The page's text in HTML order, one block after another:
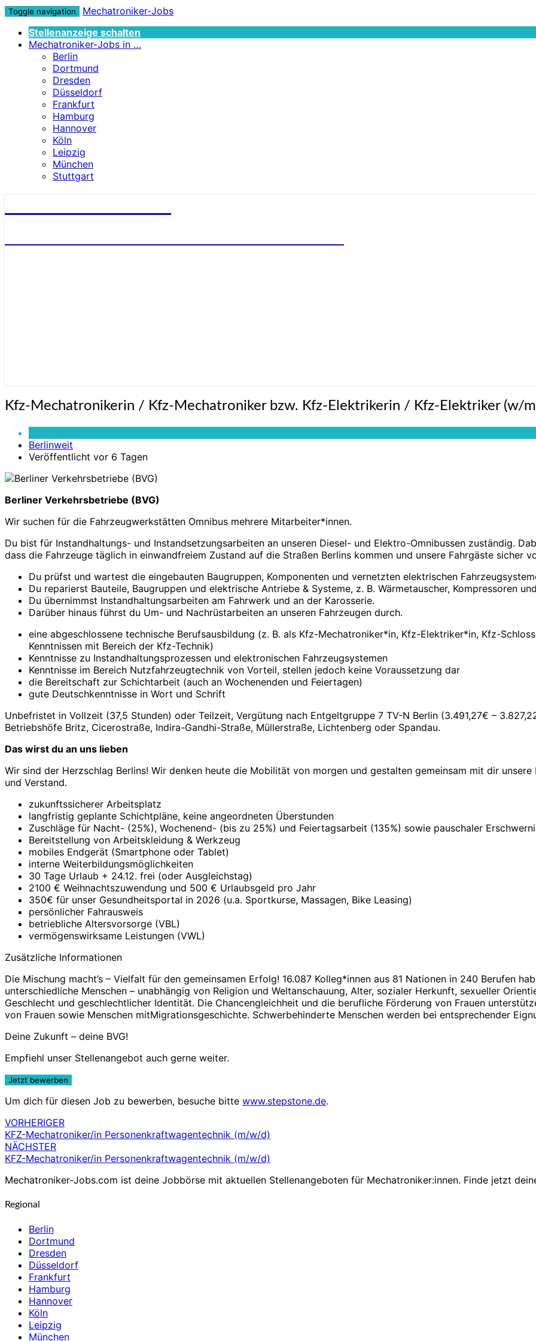
Toggle navigation
Mechatroniker-Jobs
Stellenanzeige schalten
Mechatroniker-Jobs in …
Berlin
Dortmund
Dresden
Düsseldorf
Frankfurt
Hamburg
Hannover
Köln
Leipzig
München
Stuttgart
Kfz-
Kfz-
Mechatroniker
bzw.
Kfz-
/
Elektriker
Kfz-Mechatronikerin / Kfz-Mechatroniker bzw. Kfz-Elektrikerin / Kfz-Elektriker (w/
Berlinweit
Veröffentlicht vor 6 Tagen
Berliner Verkehrsbetriebe (BVG)
Wir suchen für die Fahrzeugwerkstätten Omnibus mehrere Mitarbeiter*innen.
Du bist für Instandhaltungs- und Instandsetzungsarbeiten an unseren Diesel- und Elektro-Omnibussen zuständig.
dass die Fahrzeuge täglich in einwandfreiem Zustand auf die Straßen Berlins kommen und unsere Fahrgäste sicher
Du prüfst und wartest die eingebauten Baugruppen, Komponenten und vernetzten elektrischen
Du reparierst Bauteile, Baugruppen und elektrische Antriebe & Systeme, z. B. Wärmetauscher, Kompressoren
Du übernimmst Instandhaltungsarbeiten am Fahrwerk und an der Karosserie.
Darüber hinaus führst du Um- und Nachrüstarbeiten an unseren Fahrzeugen durch.
eine abgeschlossene technische Berufsausbildung (z. B. als Kfz-Mechatroniker*in, Kfz-Elektriker*in, Kfz-
Kenntnissen mit Bereich der Kfz-Technik)
Kenntnisse zu Instandhaltungsprozessen und elektronischen Fahrzeugsystemen
Kenntnisse im Bereich Nutzfahrzeugtechnik von Vorteil, stellen jedoch keine Voraussetzung dar
die Bereitschaft zur Schichtarbeit (auch an Wochenenden und Feiertagen)
gute Deutschkenntnisse in Wort und Schrift
Unbefristet in Vollzeit (37,5 Stunden) oder Teilzeit, Vergütung nach Entgeltgruppe 7 TV-N Berlin (3.491,27€ –
Betriebshöfe Britz, Cicerostraße, Indira-Gandhi-Straße, Müllerstraße, Lichtenberg oder Spandau.
Das wirst du an uns lieben
Wir sind der Herzschlag Berlins! Wir denken heute die Mobilität von morgen und gestalten gemeinsam mit dir
und Verstand.
zukunftssicherer Arbeitsplatz
langfristig geplante Schichtpläne, keine angeordneten Überstunden
Zuschläge für Nacht- (25%), Wochenend- (bis zu 25%) und Feiertagsarbeit (135%) sowie pauschaler
Bereitstellung von Arbeitskleidung & Werkzeug
mobiles Endgerät (Smartphone oder Tablet)
interne Weiterbildungsmöglichkeiten
30 Tage Urlaub + 24.12. frei (oder Ausgleichstag)
2100 € Weihnachtszuwendung und 500 € Urlaubsgeld pro Jahr
350€ für unser Gesundheitsportal in 2026 (u.a. Sportkurse, Massagen, Bike Leasing)
persönlicher Fahrausweis
betriebliche Altersvorsorge (VBL)
vermögenswirksame Leistungen (VWL)
Zusätzliche Informationen
Die Mischung macht’s – Vielfalt für den gemeinsamen Erfolg! 16.087 Kolleg*innen aus 81 Nationen in 240 Berufen
unterschiedliche Menschen – unabhängig von Religion und Weltanschauung, Alter, sozialer Herkunft, sexueller
Geschlecht und geschlechtlicher Identität. Die Chancengleichheit und die berufliche Förderung von Frauen
von Frauen sowie Menschen mitMigrationsgeschichte. Schwerbehinderte Menschen werden bei entsprechender
Deine Zukunft – deine BVG!
Empfiehl unser Stellenangebot auch gerne weiter.
Um dich für diesen Job zu bewerben, besuche bitte www.stepstone.de.
Beitragsnavigation
VORHERIGER
KFZ-Mechatroniker/in Personenkraftwagentechnik (m/w/d)
NÄCHSTER
KFZ-Mechatroniker/in Personenkraftwagentechnik (m/w/d)
Mechatroniker-Jobs.com ist deine Jobbörse mit aktuellen Stellenangeboten für Mechatroniker:innen. Finde jetzt
Regional
Berlin
Dortmund
Dresden
Düsseldorf
Frankfurt
Hamburg
Hannover
Köln
Leipzig
München